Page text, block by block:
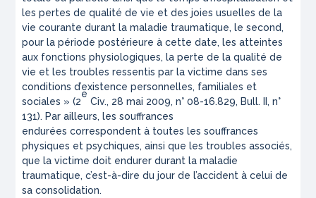
les pertes de qualité de vie et des joies usuelles de la
vie courante durant la maladie traumatique, le second,
pour la période postérieure à cette date, les atteintes
aux fonctions physiologiques, la perte de la qualité de
vie et les troubles ressentis par la victime dans ses
conditions d’existence personnelles, familiales et
sociales » (2
e
Civ., 28 mai 2009, n° 08-16.829, Bull. II, n°
131). Par ailleurs, les souffrances
endurées correspondent à toutes les souffrances
physiques et psychiques, ainsi que les troubles associés,
que la victime doit endurer durant la maladie
traumatique, c’est-à-dire du jour de l’accident à celui de
sa consolidation.